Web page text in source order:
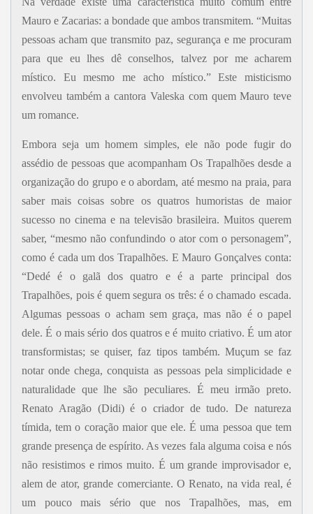
Mauro e Zacarias: a bondade que ambos transmitem. “Muitas
pessoas acham que transmito paz, segurança e me procuram
para que eu lhes dê conselhos, talvez por me acharem
místico. Eu mesmo me acho místico.” Este misticismo
envolveu também a cantora Valeska com quem Mauro teve
um romance.
Embora seja um homem simples, ele não pode fugir do
assédio de pessoas que acompanham Os Trapalhões desde a
organização do grupo e o abordam, até mesmo na praia, para
saber mais coisas sobre os quatros humoristas de maior
sucesso no cinema e na televisão brasileira. Muitos querem
saber, “mesmo não confundindo o ator com o personagem”,
como é cada um dos Trapalhões. E Mauro Gonçalves conta:
“Dedé é o galã dos quatro e é a parte principal dos
Trapalhões, pois é quem segura os três: é o chamado escada.
Algumas pessoas o acham sem graça, mas não é o papel
dele. É o mais sério dos quatros e é muito criativo. É um ator
transformistas; se quiser, faz tipos também. Muçum se faz
notar onde chega, conquista as pessoas pela simplicidade e
naturalidade que lhe são peculiares. É meu irmão preto.
Renato Aragão (Didi) é o criador de tudo. De natureza
tímida, tem o coração maior que ele. É uma pessoa que tem
grande presença de espírito. As vezes fala alguma coisa e nós
não resistimos e rimos muito. É um grande improvisador e,
alem de ator, grande comerciante. O Renato, na vida real, é
um pouco mais sério que nos Trapalhões, mas, em